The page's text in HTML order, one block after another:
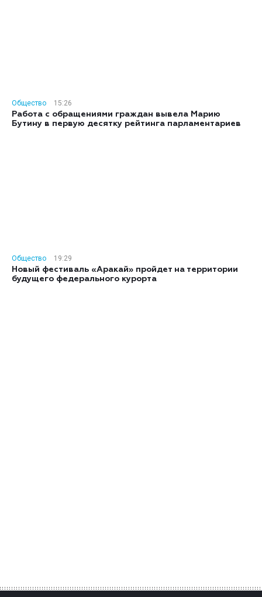
Общество
15:26
Работа с обращениями граждан вывела Марию
Бутину в первую десятку рейтинга парламентариев
Общество
19:29
Новый фестиваль «Аракай» пройдет на территории
будущего федерального курорта